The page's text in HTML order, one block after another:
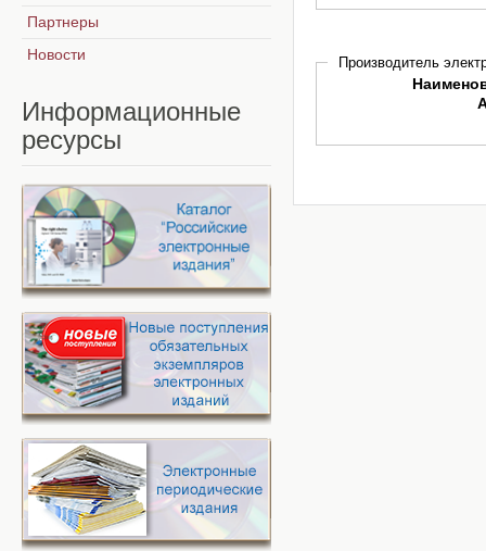
Производитель
Партнеры
Новости
Информационные
ресурсы